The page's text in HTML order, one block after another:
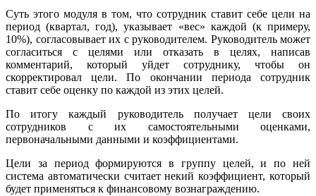
Суть этого модуля в том, что сотрудник ставит себе цели на
период (квартал, год), указывает «вес» каждой (к примеру,
10%), согласовывает их с руководителем. Руководитель может
согласиться с целями или отказать в целях, написав
комментарий, который уйдет сотруднику, чтобы он
скорректировал цели. По окончании периода сотрудник
ставит себе оценку по каждой из этих целей.
По итогу каждый руководитель получает цели своих
сотрудников с их самостоятельными оценками,
первоначальными данными и коэффициентами.
Цели за период формируются в группу целей, и по ней
система автоматически считает некий коэффициент, который
будет применяться к финансовому вознаграждению.